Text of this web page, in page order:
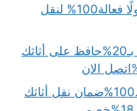
نقل عفش في غرب الرياض..حلولًا فعالة100% لنقل
شركة نقل وتخزين أثاث بالرياض بـ20%حافظ على أثاثك
نقل عفش من الرياض الى جدة..100%ضمان نقل أثاثك